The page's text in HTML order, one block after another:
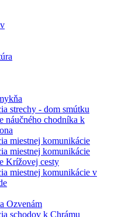
strechy - dom smútku
náučného chodníka k
miestnej komunikácie
miestnej komunikácie
Krížovej cesty
miestnej komunikácie v
Ozvenám
schodov k Chrámu